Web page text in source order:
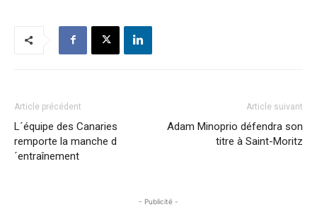
Article précédent
L´équipe des Canaries
remporte la manche d
´entraînement
Article suivant
Adam Minoprio défendra son
titre à Saint-Moritz
- Publicité -